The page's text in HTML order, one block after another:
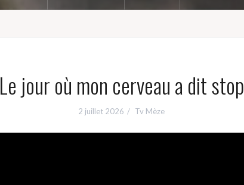
Le jour où mon cerveau a dit stop
2 juillet 2026 Tv Mèze